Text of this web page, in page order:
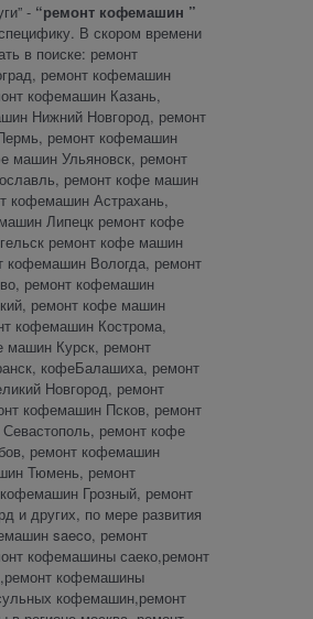
- “ремонт кофемашин ”
В скором времени
в поиске: ремонт
ремонт кофемашин
кофемашин Казань,
Нижний Новгород, ремонт
ремонт кофемашин
машин Ульяновск, ремонт
ремонт кофе машин
кофемашин Астрахань,
Липецк ремонт кофе
ремонт кофе машин
Вологда, ремонт
ремонт кофемашин
ремонт кофе машин
кофемашин Кострома,
Курск, ремонт
кофеБалашиха, ремонт
Новгород, ремонт
кофемашин Псков, ремонт
ремонт кофе
ремонт кофемашин
Тюмень, ремонт
Грозный, ремонт
других, по мере развития
saeco, ремонт
кофемашины саеко,ремонт
кофемашины
кофемашин,ремонт